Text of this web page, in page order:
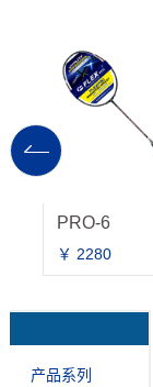
产品系列